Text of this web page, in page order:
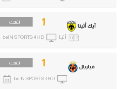
فياريال 1 انتهت
beIN SPORTS 3 HD
آيك أثينا 1 انتهت
أثينا beIN SPORTS 4 HD